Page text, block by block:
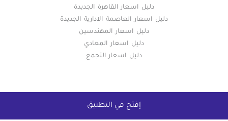
إفتح في التطبيق
دليل اسعار القاهرة الجديدة
دليل اسعار العاصمة الادارية الجديدة
دليل اسعار المهندسين
دليل اسعار المعادي
دليل اسعار التجمع